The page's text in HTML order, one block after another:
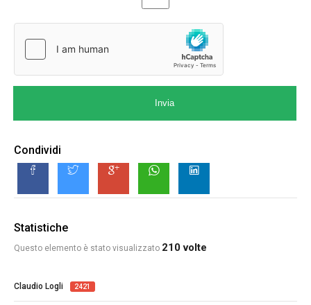
Invia
Condividi
Statistiche
Questo elemento è stato visualizzato 210 volte
Claudio Logli 2421